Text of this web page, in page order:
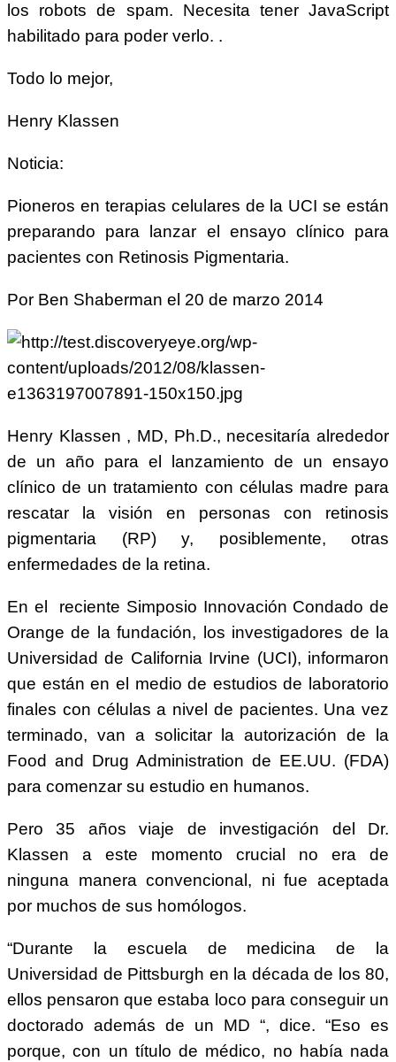
los robots de spam. Necesita tener JavaScript
habilitado para poder verlo. .
Todo lo mejor,
Henry Klassen
Noticia:
Pioneros en terapias celulares de la UCI se están
preparando para lanzar el ensayo clínico para
pacientes con Retinosis Pigmentaria.
Por Ben Shaberman el 20 de marzo 2014
Henry Klassen , MD, Ph.D., necesitaría alrededor
de un año para el lanzamiento de un ensayo
clínico de un tratamiento con células madre para
rescatar la visión en personas con retinosis
pigmentaria (RP) y, posiblemente, otras
enfermedades de la retina.
En el reciente Simposio Innovación Condado de
Orange de la fundación, los investigadores de la
Universidad de California Irvine (UCI), informaron
que están en el medio de estudios de laboratorio
finales con células a nivel de pacientes. Una vez
terminado, van a solicitar la autorización de la
Food and Drug Administration de EE.UU. (FDA)
para comenzar su estudio en humanos.
Pero 35 años viaje de investigación del Dr.
Klassen a este momento crucial no era de
ninguna manera convencional, ni fue aceptada
por muchos de sus homólogos.
“Durante la escuela de medicina de la
Universidad de Pittsburgh en la década de los 80,
ellos pensaron que estaba loco para conseguir un
doctorado además de un MD “, dice. “Eso es
porque, con un título de médico, no había nada